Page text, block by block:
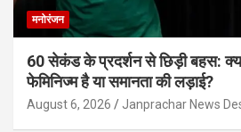
मनोरंजन
60 सेकंड के प्रदर्शन से छिड़ी बहस:
फेमिनिज्म है या समानता की लड़ाई?
August 6, 2026 Janprachar News